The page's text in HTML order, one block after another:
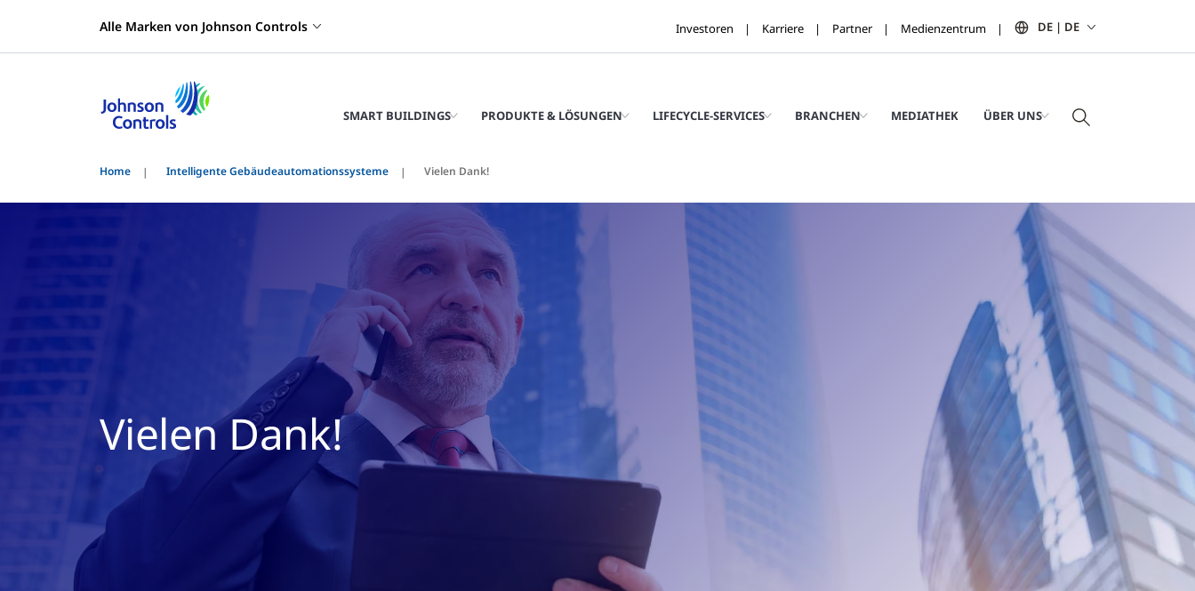
Alle Marken von Johnson Controls Investoren Karriere Partner Medienzentrum DE | DE
SMART BUILDINGS PRODUKTE & LÖSUNGEN LIFECYCLE-SERVICES BRANCHEN MEDIATHEK ÜBER UNS
Home Intelligente Gebäudeautomationssysteme Vielen Dank!
Vielen Dank!